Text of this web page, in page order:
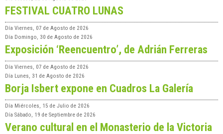
FESTIVAL CUATRO LUNAS
Día Viernes, 07 de Agosto de 2026
Día Domingo, 30 de Agosto de 2026
Exposición ‘Reencuentro’, de Adrián Ferreras
Día Viernes, 07 de Agosto de 2026
Día Lunes, 31 de Agosto de 2026
Borja Isbert expone en Cuadros La Galería
Día Miércoles, 15 de Julio de 2026
Día Sábado, 19 de Septiembre de 2026
Verano cultural en el Monasterio de la Victoria